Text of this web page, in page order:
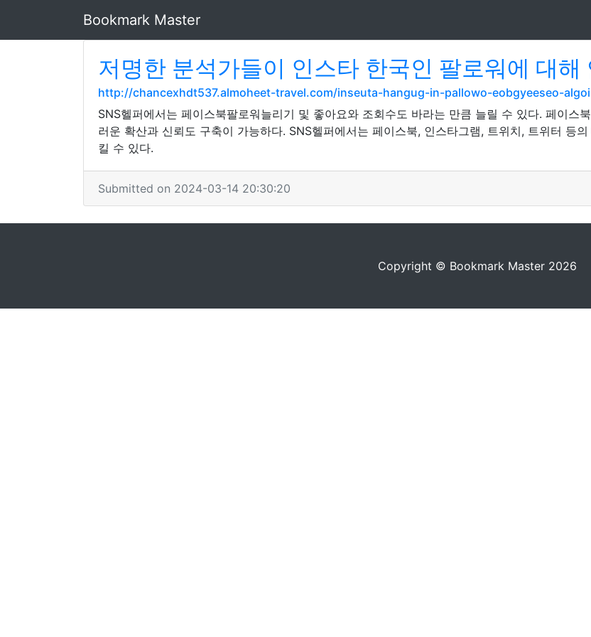
Bookmark Master
저명한 분석가들이 인스타 한국인 팔로워에 대해
http://chancexhdt537.almoheet-travel.com/inseuta-hangug-in-pallowo-eobgyeeseo-
SNS헬퍼에서는 페이스북팔로워늘리기 및 좋아요와 조회수도 바라는 만큼 늘릴 수 있다. 페이스
러운 확산과 신뢰도 구축이 가능하다. SNS헬퍼에서는 페이스북, 인스타그램, 트위치, 트위터 등
킬 수 있다.
Submitted on 2024-03-14 20:30:20
Copyright © Bookmark Master 2026